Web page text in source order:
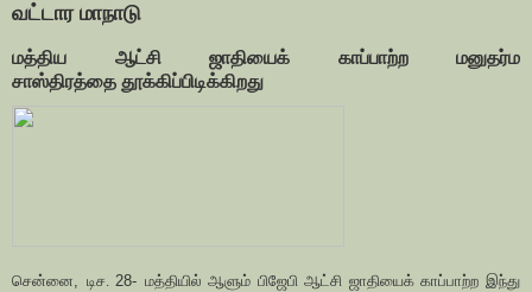
வட்டார மாநாடு
மத்திய ஆட்சி ஜாதியைக் காப்பாற்ற மனுதர்ம
சாஸ்திரத்தை தூக்கிப்பிடிக்கிறது
சென்னை டிச. 28- மத்தியில் ஆளும் பிஜேபி ஆட்சி ஜாதியைக் காப்பாற்ற இந்து